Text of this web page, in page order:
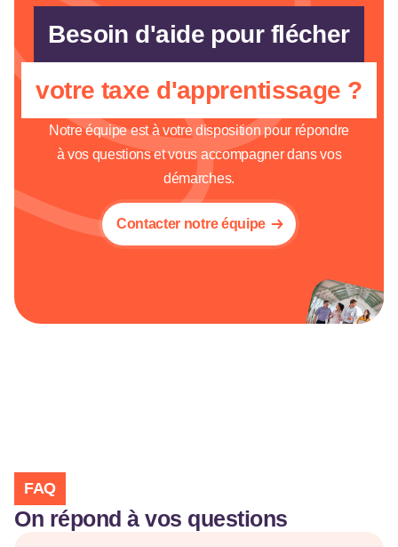
Besoin d'aide pour flécher
votre taxe d'apprentissage ?
Notre équipe est à votre disposition pour répondre
à vos questions et vous accompagner dans vos
démarches.
Contacter notre équipe
FAQ
On répond à vos questions